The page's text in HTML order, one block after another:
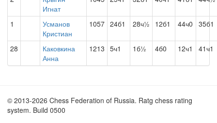
Игнат
1
Усманов
Кристиан
1057 24б1 28ч½ 12б1 44ч0 35б1
28
Каковкина
Анна
1213 5ч1 1б½ 4б0 12ч1 41ч1
© 2013-2026 Chess Federation of Russia. Ratg chess rating
system. Build 0500